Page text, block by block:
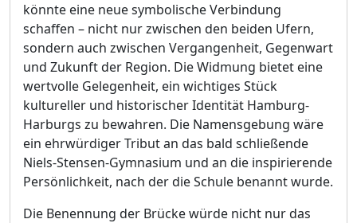
könnte eine neue symbolische Verbindung
schaffen – nicht nur zwischen den beiden Ufern,
sondern auch zwischen Vergangenheit, Gegenwart
und Zukunft der Region. Die Widmung bietet eine
wertvolle Gelegenheit, ein wichtiges Stück
kultureller und historischer Identität Hamburg-
Harburgs zu bewahren. Die Namensgebung wäre
ein ehrwürdiger Tribut an das bald schließende
Niels-Stensen-Gymnasium und an die inspirierende
Persönlichkeit, nach der die Schule benannt wurde.
Die Benennung der Brücke würde nicht nur das